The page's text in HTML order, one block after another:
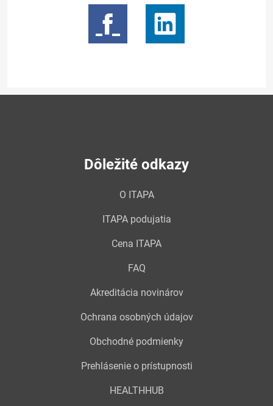
Dôležité odkazy
O ITAPA
ITAPA podujatia
Cena ITAPA
FAQ
Akreditácia novinárov
Ochrana osobných údajov
Obchodné podmienky
Prehlásenie o prístupnosti
HEALTHHUB